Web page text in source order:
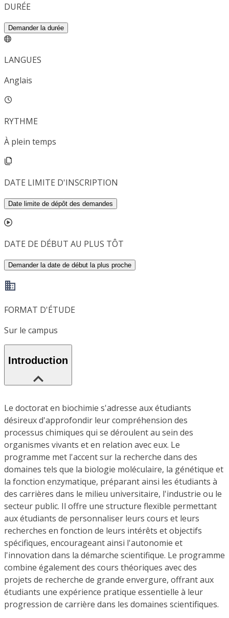
DURÉE
Demander la durée
LANGUES
Anglais
RYTHME
À plein temps
DATE LIMITE D'INSCRIPTION
Date limite de dépôt des demandes
DATE DE DÉBUT AU PLUS TÔT
Demander la date de début la plus proche
FORMAT D'ÉTUDE
Sur le campus
Introduction
Le doctorat en biochimie s'adresse aux étudiants
désireux d'approfondir leur compréhension des
processus chimiques qui se déroulent au sein des
organismes vivants et en relation avec eux. Le
programme met l'accent sur la recherche dans des
domaines tels que la biologie moléculaire, la génétique et
la fonction enzymatique, préparant ainsi les étudiants à
des carrières dans le milieu universitaire, l'industrie ou le
secteur public. Il offre une structure flexible permettant
aux étudiants de personnaliser leurs cours et leurs
recherches en fonction de leurs intérêts et objectifs
spécifiques, encourageant ainsi l'autonomie et
l'innovation dans la démarche scientifique. Le programme
combine également des cours théoriques avec des
projets de recherche de grande envergure, offrant aux
étudiants une expérience pratique essentielle à leur
progression de carrière dans les domaines scientifiques.